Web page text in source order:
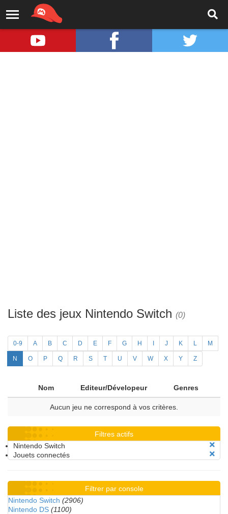
Liste des jeux Nintendo Switch (0)
0-9 A B C D E F G H J K L M
N O P Q R S T U V W X Y Z
Nom Editeur/Dévelopeur Genres
Aucun jeu ne correspond à vos critères.
Filtres actifs
Nintendo Switch
Jouets connectés
Filtrer par console
Nintendo Switch (2906)
Nintendo DS (1100)